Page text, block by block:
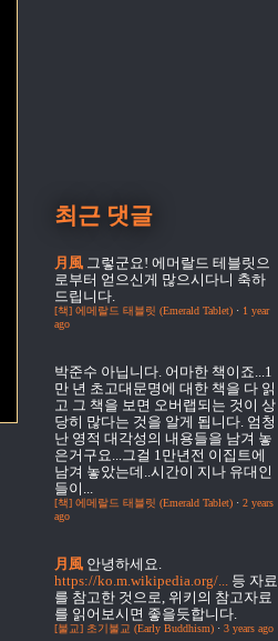
최근 댓글
月風 그렇군요! 에머랄드 테블릿으
로부터 얻으신게 많으시다니 축하
드립니다.
[책] 에메랄드 태블릿 (Emerald Tablet) · 1 year
ago
박준수 아닙니다. 어마한 책이죠...1
만 년 초고대문명에 대한 책을 다 읽
고 그 책을 보면 오버랩되는 것이 상
당히 많다는 것을 알게 됩니다. 엄청
난 영적 대각성의 내용들을 남겨 놓
은거구요...그걸 1만년전 이집트에
남겨 놓았는데..시간이 지나 유대인
들이...
[책] 에메랄드 태블릿 (Emerald Tablet) · 2 years
ago
月風 안녕하세요.
https://ko.m.wikipedia.org/... 등 자료
를 참고한 것으로, 위키의 참고자료
를 읽어보시면 좋을듯합니다.
[불교] 초기불교 (Early Buddhism) · 3 years ago